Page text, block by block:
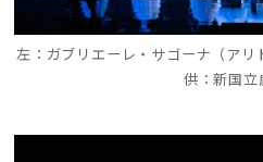
左：ガブリエーレ・サゴーナ（ア
供：新国